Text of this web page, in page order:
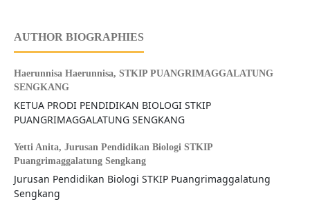
AUTHOR BIOGRAPHIES
Haerunnisa Haerunnisa, STKIP PUANGRIMAGGALATUNG
SENGKANG
KETUA PRODI PENDIDIKAN BIOLOGI STKIP
PUANGRIMAGGALATUNG SENGKANG
Yetti Anita, Jurusan Pendidikan Biologi STKIP
Puangrimaggalatung Sengkang
Jurusan Pendidikan Biologi STKIP Puangrimaggalatung
Sengkang